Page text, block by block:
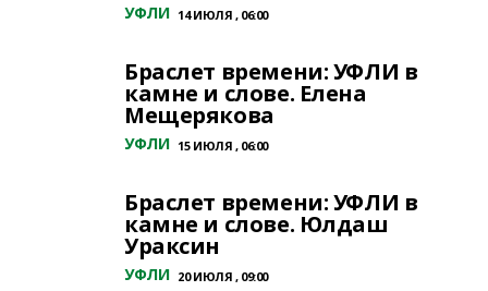
УФЛИ 14 ИЮЛЯ , 06:00
Браслет времени: УФЛИ в
камне и слове. Елена
Мещерякова
УФЛИ 15 ИЮЛЯ , 06:00
Браслет времени: УФЛИ в
камне и слове. Юлдаш
Ураксин
УФЛИ 20 ИЮЛЯ , 09:00